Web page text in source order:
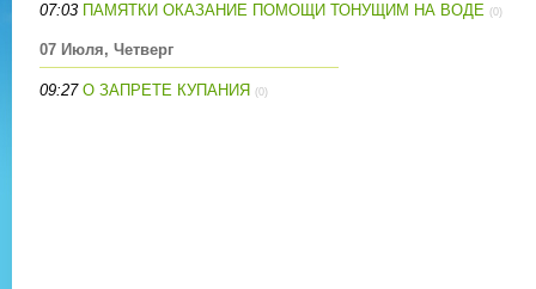
07:03 ПАМЯТКИ ОКАЗАНИЕ ПОМОЩИ ТОНУЩИМ НА ВОДЕ (0)
07 Июля, Четверг
09:27 О ЗАПРЕТЕ КУПАНИЯ (0)